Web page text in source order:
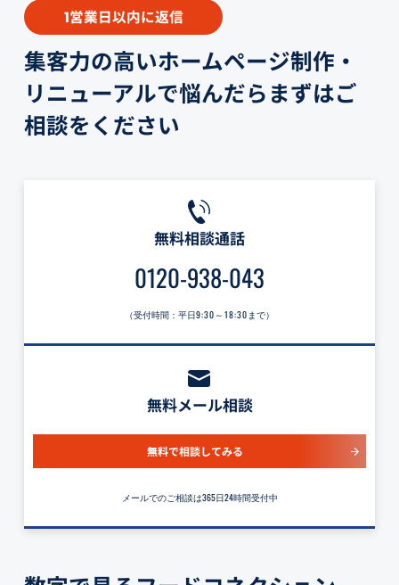
1営業日以内に返信
集客力の高いホームページ制作・
リニューアルで悩んだらまずはご
相談をください
無料相談通話
0120-938-043
（受付時間：平日9:30～18:30 まで）
無料メール相談
無料で相談してみる
メールでのご相談は365日24時間受付中